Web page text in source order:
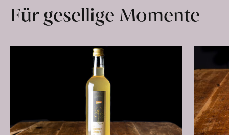
Für gesellige Momente